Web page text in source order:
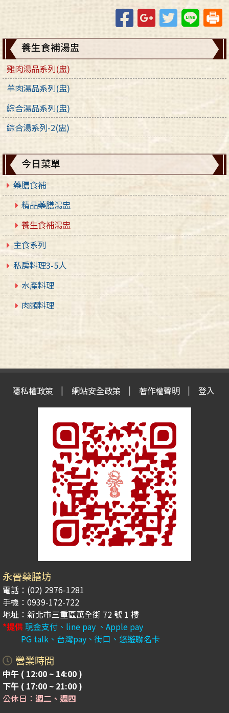
養生食補湯盅
雞肉湯品系列(盅)
羊肉湯品系列(盅)
綜合湯品系列(盅)
綜合湯系列-2(盅)
今日菜單
藥膳食補
精品藥膳湯盅
養生食補湯盅
主食系列
私房料理3-5人
水產料理
肉類料理
FacebookGoogle+TwitterLine
隱私權政策 網站安全政策 著作權聲明 登入
永晉藥膳坊
電話：(02) 2976-1281
手機：0939-172-722
地址：新北市三重區萬全街 72 號 1 樓
*提供現金支付、line pay 、Apple pay
PG talk、台灣pay、街口、悠遊聯名卡
營業時間
中午 ( 12:00 ~ 14:00 )
下午 ( 17:00 ~ 21:00 )
公休日： 週二、週四